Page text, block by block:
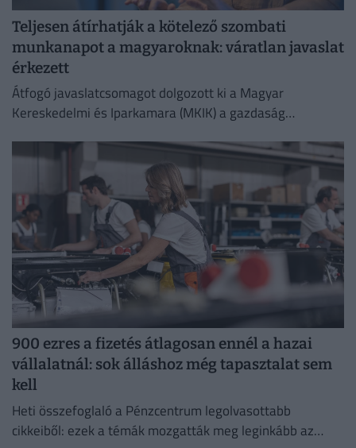
Teljesen átírhatják a kötelező szombati
munkanapot a magyaroknak: váratlan javaslat
érkezett
Átfogó javaslatcsomagot dolgozott ki a Magyar
Kereskedelmi és Iparkamara (MKIK) a gazdaság
kezelése érdekében.
900 ezres a fizetés átlagosan ennél a hazai
vállalatnál: sok álláshoz még tapasztalat sem
kell
Heti összefoglaló a Pénzcentrum legolvasottabb
cikkeiből: ezek a témák mozgatták meg leginkább az